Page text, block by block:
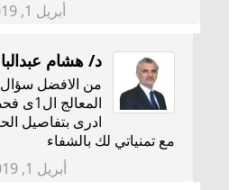
أبريل 1, 2019 at 12:42 م
د/ هشام
من الافضل
المعالج
ادرى بتفاصيل
مع تمنياتي لك بالشفاء
أبريل 1, 2019 at 2:08 م